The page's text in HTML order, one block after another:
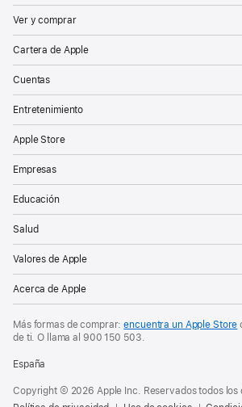
Ver y comprar
Cartera de Apple
Cuentas
Entretenimiento
Apple Store
Empresas
Educación
Salud
Valores de Apple
Acerca de Apple
Más formas de comprar:encuentra un Apple Store
de ti. O
llama al 900 150 503
España
Copyright © 2026 Apple Inc. Reservados todos los